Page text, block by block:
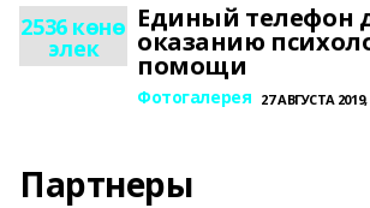
2536 көнө
элек
Единый телефон
оказанию
помощи
Фотогалерея 27 АВГУСТА 2019,
Партнеры